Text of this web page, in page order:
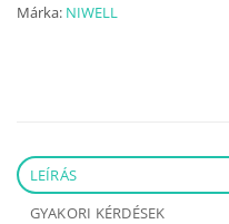
Márka: NIWELL
LEÍRÁS
GYAKORI KÉRDÉSEK